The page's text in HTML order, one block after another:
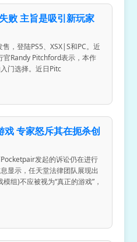
败 主旨是吸引新玩家
，登陆PS5、XSX|S和PC。近
Randy Pitchford表示，本作
门选择。近日Pitc
专家怒斥其在扼杀创
发起的诉讼仍在进行
显示，任天堂法律团队展现出
组)不应被视为“真正的游戏”，